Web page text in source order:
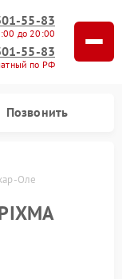
55-83
до 20:00
55-83
по РФ
Позвонить
Оле